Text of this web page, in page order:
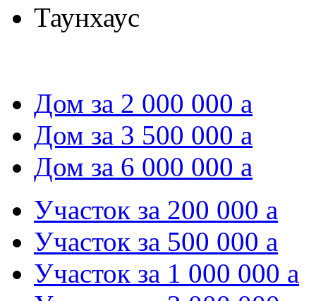
Таунхаус
Дом за 2 000 000 a
Дом за 3 500 000 a
Дом за 6 000 000 a
Участок за 200 000 a
Участок за 500 000 a
Участок за 1 000 000 a